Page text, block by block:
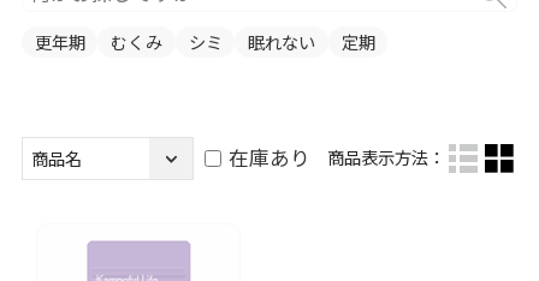
更年期 むくみ シミ 眠れない 定期
在庫あり 商品表示方法：